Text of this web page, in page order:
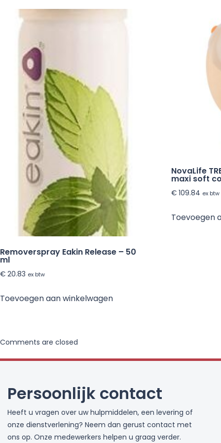
Removerspray Eakin Release – 50
ml
€ 20.83 ex btw
Toevoegen aan winkelwagen
NovaLife
maxi soft
€ 109.84 ex btw
Toevoegen
Comments are closed
Persoonlijk contact
Heeft u vragen over uw hulpmiddelen, een levering of
onze dienstverlening? Neem dan gerust contact met
ons op. Onze medewerkers helpen u graag verder.